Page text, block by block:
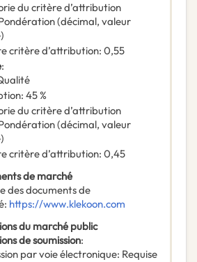
du critère d’attribution
(décimal, valeur
critère d’attribution: 0,55
:
: 45 %
du critère d’attribution
(décimal, valeur
critère d’attribution: 0,45
de marché
des documents de
: https://www.klekoon.com
du marché public
de soumission:
par voie électronique: Requise